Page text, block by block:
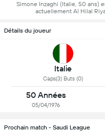
Simone Inzaghi (Italie, 50 ans)
actuellement Al Hilal
Détails du joueur
Italie
Caps(3) Buts (0)
50 Années
05/04/1976
Prochain match - Saudi League